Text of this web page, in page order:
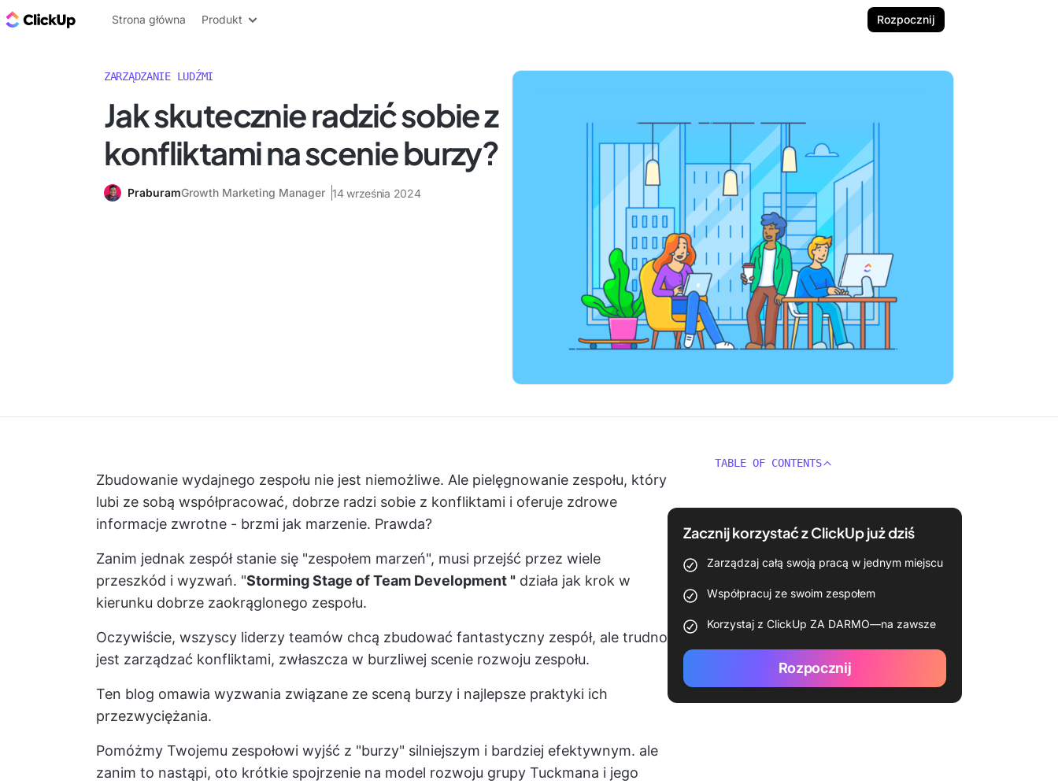
ClickUp Blog
Strona główna Produkt Rozpocznij
ZARZĄDZANIE LUDŹMI
Jak skutecznie radzić sobie z
konfliktami na scenie burzy?
PraburamGrowth Marketing Manager 14 września 2024
Zbudowanie wydajnego zespołu nie jest niemożliwe. Ale pielęgnowanie zespołu, który
lubi ze sobą współpracować, dobrze radzi sobie z konfliktami i oferuje zdrowe
informacje zwrotne - brzmi jak marzenie. Prawda?
Zanim jednak zespół stanie się "zespołem marzeń", musi przejść przez wiele
przeszkód i wyzwań. "Storming Stage of Team Development " działa jak krok w
kierunku dobrze zaokrąglonego zespołu.
Oczywiście, wszyscy liderzy teamów chcą zbudować fantastyczny zespół, ale trudno
jest zarządzać konfliktami, zwłaszcza w burzliwej scenie rozwoju zespołu.
Ten blog omawia wyzwania związane ze sceną burzy i najlepsze praktyki ich
przezwyciężania.
Pomóżmy Twojemu zespołowi wyjść z "burzy" silniejszym i bardziej efektywnym. ale
zanim to nastąpi, oto krótkie spojrzenie na model rozwoju grupy Tuckmana i jego
TABLE OF CONTENTS
Zacznij korzystać z ClickUp już dziś
Zarządzaj całą swoją pracą w jednym miejscu
Współpracuj ze swoim zespołem
Korzystaj z ClickUp ZA DARMO—na zawsze
Rozpocznij